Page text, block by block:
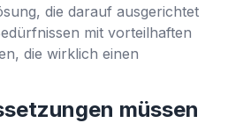
die darauf ausgerichtet
mit vorteilhaften
die wirklich einen
müssen